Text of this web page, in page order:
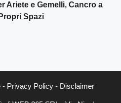
Ariete e Gemelli, Cancro a
Spazi
- Privacy Policy- Disclaimer